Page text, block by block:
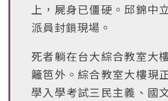
上，屍身已僵硬。邱錦中
派員封鎖現場。
死者躺在台大綜合教室大
籬笆外。綜合教室大樓現
學入學考試三民主義、國